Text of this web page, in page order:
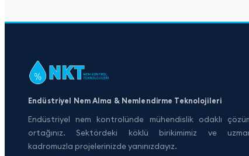
Endüstriyel Nem Alma & Nemlendirme Teknolojileri
Endüstriyel nem kontrolünde mühendislik odaklı
ortağınız. Sektördeki köklü birikimimiz ve
kadromuzla projelerinizde yanınızdayız.